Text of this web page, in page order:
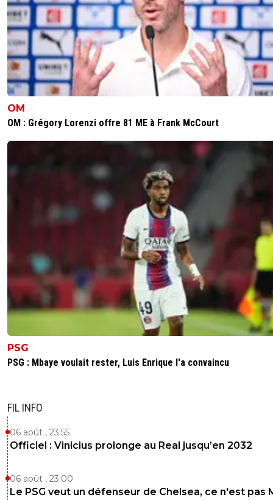
OM
OM : Grégory Lorenzi offre 81 ME à Frank McCourt
PSG
PSG : Mbaye voulait rester, Luis Enrique l'a convaincu
FIL INFO
06 août , 23:55
Officiel : Vinicius prolonge au Real jusqu’en 2032
06 août , 23:00
Le PSG veut un défenseur de Chelsea, ce n'est pas